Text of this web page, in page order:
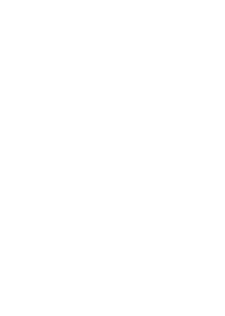
menu
してください。
新バージョンをダウンロードして、
限に活用してください。